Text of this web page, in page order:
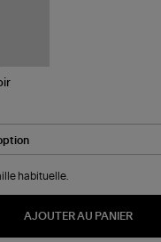
habituelle.
AJOUTER AU PANIER